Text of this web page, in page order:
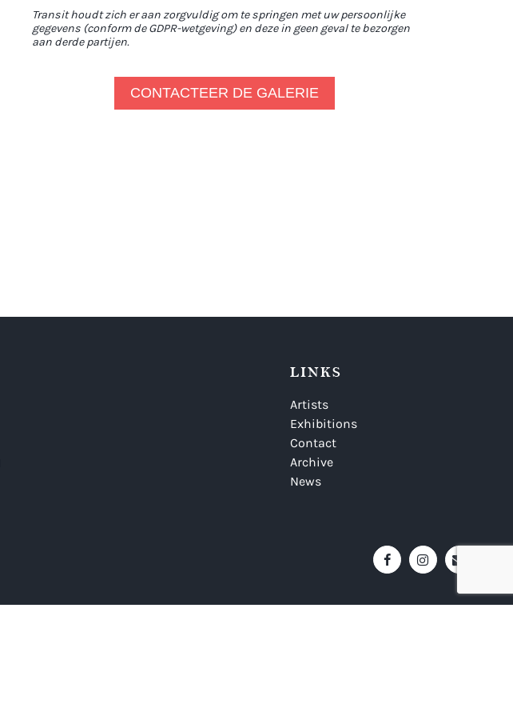
Transit houdt zich er aan zorgvuldig om te springen met uw persoonlijke
gegevens (conform de GDPR-wetgeving) en deze in geen geval te bezorgen
aan derde partijen.
CONTACTEER DE GALERIE
LINKS
Artists
Exhibitions
Contact
Archive
News